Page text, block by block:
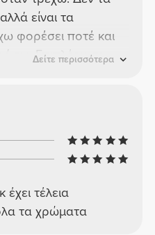
είναι τα
φορέσει ποτέ και
Επιπλέον, τα
μου.*
Δείτε περισσότερα
έχει τέλεια
τα χρώματα